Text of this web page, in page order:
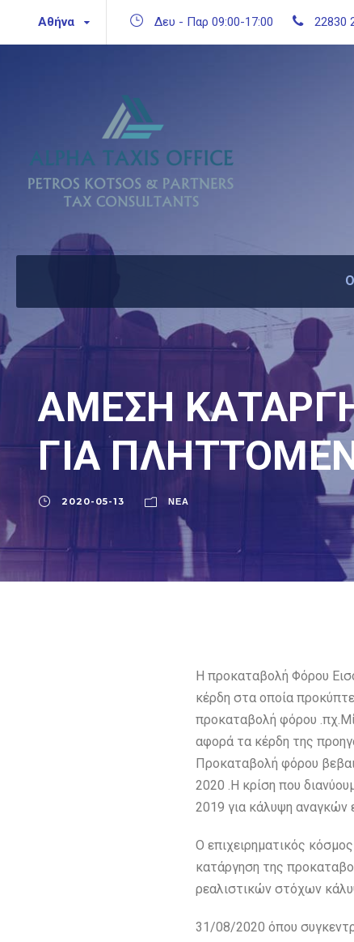
Αθήνα Δευ - Παρ 09:00-17:00 22830
ΑΜΕΣΗ
ΓΙΑ
2020-05-13 ΝΈΑ
Η προκαταβολή Φόρου
κέρδη στα οποία
προκαταβολή φόρου
αφορά τα κέρδη της
Προκαταβολή φόρου
2020 .Η κρίση που
2019 για κάλυψη αναγκών
Ο επιχειρηματικός
κατάργηση της
ρεαλιστικών στόχων
31/08/2020 όπου